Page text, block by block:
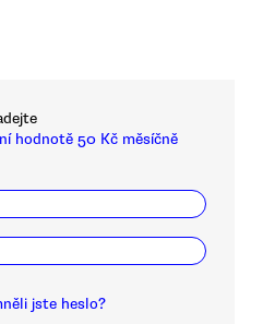
hodnotě 50 Kč měsíčně
jste heslo?